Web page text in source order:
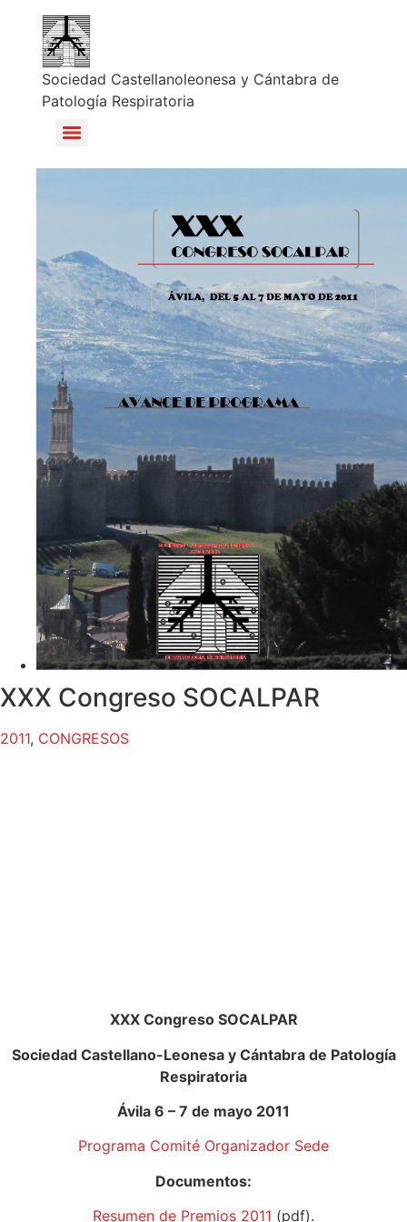
Sociedad Castellanoleonesa y Cántabra de
Patología Respiratoria
XXX Congreso SOCALPAR
2011, CONGRESOS
XXX Congreso SOCALPAR
Sociedad Castellano-Leonesa y Cántabra de Patología
Respiratoria
Ávila 6 – 7 de mayo 2011
Programa Comité Organizador Sede
Documentos:
Resumen de Premios 2011 (pdf).